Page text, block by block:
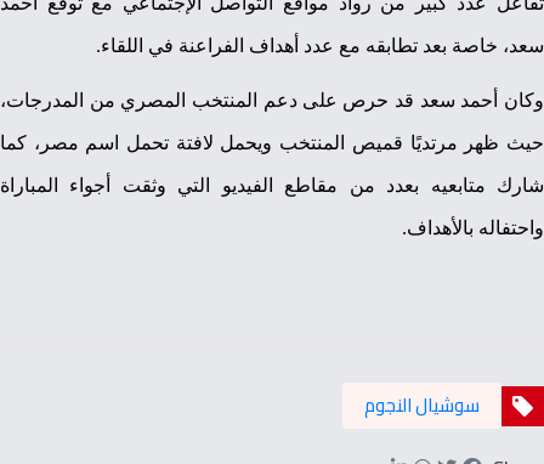
سعد، خاصة بعد تطابقه مع عدد أهداف الفراعنة في اللقاء.
وكان أحمد سعد قد حرص على دعم المنتخب المصري من المدرجات،
حيث ظهر مرتديًا قميص المنتخب ويحمل لافتة تحمل اسم مصر، كما
شارك متابعيه بعدد من مقاطع الفيديو التي وثقت أجواء المباراة
واحتفاله بالأهداف.
سوشيال النجوم